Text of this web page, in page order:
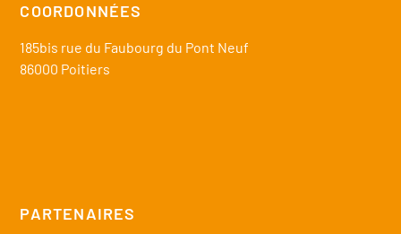
COORDONNÉES
185bis rue du Faubourg du Pont Neuf
86000 Poitiers
PARTENAIRES